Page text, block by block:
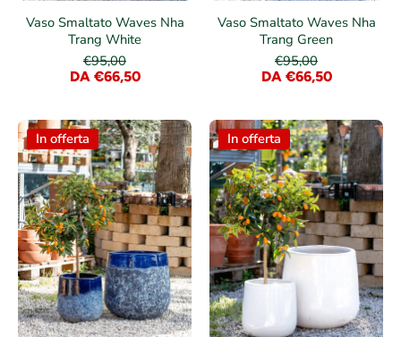
Vaso Smaltato Waves Nha
Trang White
€95,00
DA €66,50
Vaso Smaltato Waves Nha
Trang Green
€95,00
DA €66,50
In offerta In offerta